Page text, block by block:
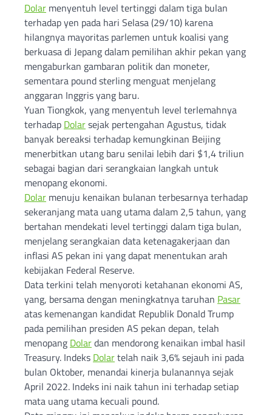
Dolar menyentuh level tertinggi dalam tiga bulan
terhadap yen pada hari Selasa (29/10) karena
hilangnya mayoritas parlemen untuk koalisi yang
berkuasa di Jepang dalam pemilihan akhir pekan yang
mengaburkan gambaran politik dan moneter,
sementara pound sterling menguat menjelang
anggaran Inggris yang baru.
Yuan Tiongkok, yang menyentuh level terlemahnya
terhadap Dolarsejak pertengahan Agustus, tidak
banyak bereaksi terhadap kemungkinan Beijing
menerbitkan utang baru senilai lebih dari $1,4 triliun
sebagai bagian dari serangkaian langkah untuk
menopang ekonomi.
Dolar menuju kenaikan bulanan terbesarnya terhadap
sekeranjang mata uang utama dalam 2,5 tahun, yang
bertahan mendekati level tertinggi dalam tiga bulan,
menjelang serangkaian data ketenagakerjaan dan
inflasi AS pekan ini yang dapat menentukan arah
kebijakan Federal Reserve.
Data terkini telah menyoroti ketahanan ekonomi AS,
yang, bersama dengan meningkatnya taruhan Pasar
atas kemenangan kandidat Republik Donald Trump
pada pemilihan presiden AS pekan depan, telah
menopang Dolardan mendorong kenaikan imbal hasil
Treasury. Indeks Dolartelah naik 3,6% sejauh ini pada
bulan Oktober, menandai kinerja bulanannya sejak
April 2022. Indeks ini naik tahun ini terhadap setiap
mata uang utama kecuali pound.